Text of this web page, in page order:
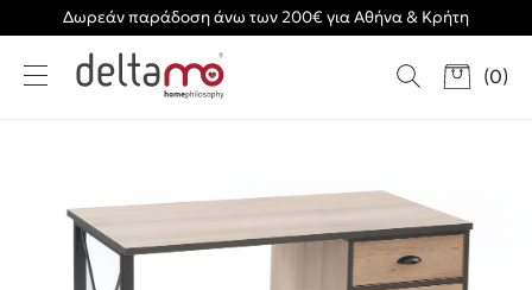
Δωρεάν παράδοση άνω των 200€ για Αθήνα & Κρήτη
(0)